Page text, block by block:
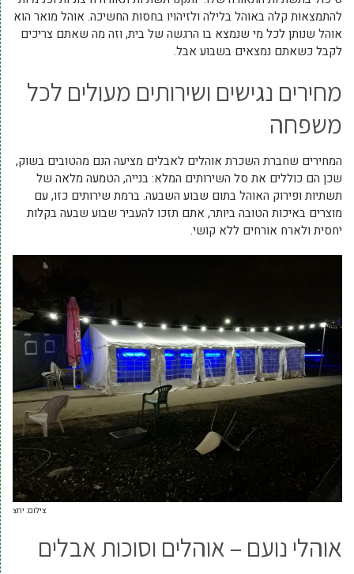
להתמצאות קלה באוהל בלילה ולזיהויו בחסות החשיכה. אוהל מואר הוא
אוהל שנותן לכל מי שנמצא בו הרגשה של בית, וזה מה שאתם צריכים
לקבל כשאתם נמצאים בשבוע אבל.
מחירים נגישים ושירותים מעולים לכל
משפחה
המחירים שחברת השכרת אוהלים לאבלים מציעה הנם מהטובים בשוק,
שכן הם כוללים את סל השירותים המלא: בנייה, הטמעה מלאה של
תשתיות ופירוק האוהל בתום שבוע השבעה. ברמת שירותים כזו, עם
מוצרים באיכות הטובה ביותר, אתם תזכו להעביר שבוע שבעה בקלות
יחסית ולארח אורחים ללא קושי.
צילום: יחצ
אוהלי נועם – אוהלים וסוכות אבלים